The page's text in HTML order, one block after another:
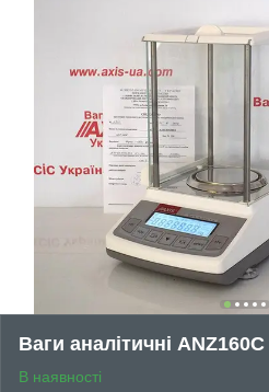
Ваги аналітичні
В наявності